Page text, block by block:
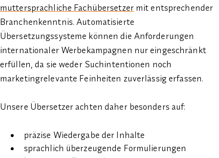
muttersprachliche Fachübersetzer mit entsprechender
Branchenkenntnis. Automatisierte
Übersetzungssysteme können die Anforderungen
internationaler Werbekampagnen nur eingeschränkt
erfüllen, da sie weder Suchintentionen noch
marketingrelevante Feinheiten zuverlässig erfassen.
Unsere Übersetzer achten daher besonders auf:
präzise Wiedergabe der Inhalte
sprachlich überzeugende Formulierungen